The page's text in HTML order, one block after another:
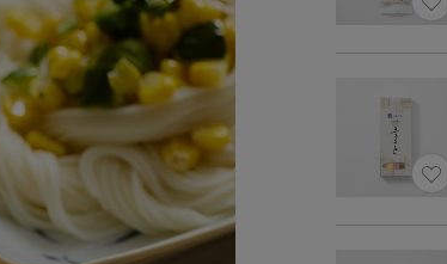
サイズ